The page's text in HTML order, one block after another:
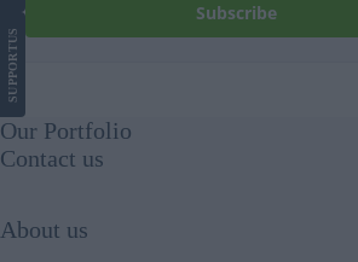
Subscribe
SUPPORT
US
Our Portfolio
Contact us
About us